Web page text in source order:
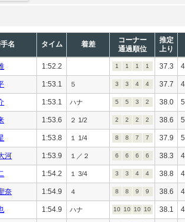
名 タイム 着差
コーナー
通過順位
推定
上り
1:52.2 1 1 1 1 37.3
1:53.1 ５ 3 3 4 4 37.7
1:53.1 ハナ 5 5 3 2 38.0
1:53.6 ２ 1/2 2 2 2 2 38.6
1:53.8 １ 1/4 8 8 7 7 37.9
河 1:53.9 １／２ 6 6 6 6 38.3
1:54.2 １ 3/4 3 3 4 4 38.8
奈 1:54.9 ４ 8 8 9 9 38.6
1:54.9 ハナ 10 10 10 10 38.1